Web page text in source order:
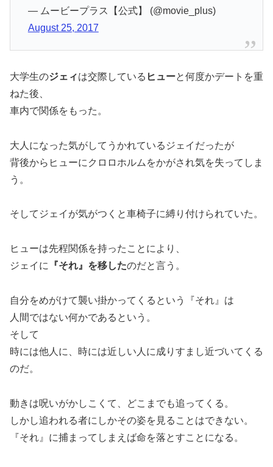
— ムービープラス【公式】 (@movie_plus)
August 25, 2017
大学生のジェィは交際している ヒューと何度かデートを重
ねた後、
車内で関係をもった。
大人になった気がしてうかれているジェイだったが
背後からヒューにクロロホルムをかがされ気を失ってしま
う。
そしてジェイが気がつくと車椅子に縛り付けられていた。
ヒューは先程関係を持ったことにより、
ジェイに
『それ』を移したのだと言う。
自分をめがけて襲い掛かってくるという『それ』は
人間ではない何かであるという。
そして
時には他人に、時には近しい人に成りすまし近づいてくる
のだ。
動きは呪いがかしこくて、どこまでも追ってくる。
しかし追われる者にしかその姿を見ることはできない。
『それ』に捕まってしまえば命を落とすことになる。